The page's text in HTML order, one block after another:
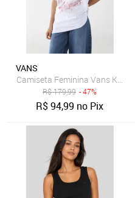
VANS
Camiseta Feminina Vans Knit
R$179,99 - 47%
R$94,99 no Pix